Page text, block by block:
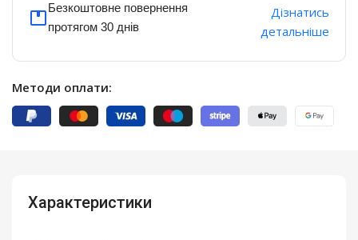
Безкоштовне повернення
протягом 30 днів
Дізнатись
детальніше
Методи оплати:
Характеристики